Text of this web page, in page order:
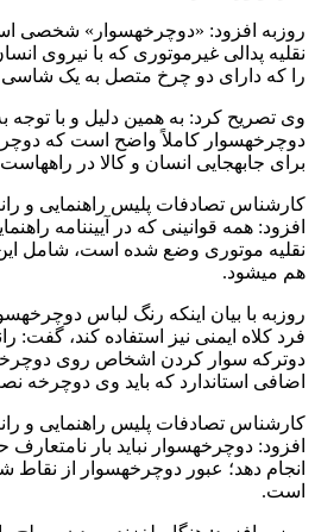
روزبه افزود: «دوچرخه‏‏سوار» شخصی
نقلیه پدالی غیرموتوری که با نیروی
را که دارای دو چرخ متصل به یک شاسی
وی تصریح کرد: به همین دلیل و با توجه
دوچرخه‏‏سوار کاملاً واضح است که
برای جابه‏جایی انسان و کالا در
کارشناس تصادفات پلیس راهنمایی و
افزود: همه قوانینی که در آیین‏نامه
نقلیه موتوری وضع شده است، شامل
هم می‏شود.
روزبه با بیان اینکه رنگ لباس
فرد کلاه ایمنی نیز استفاده کند، گفت:
دوترکه سوار کردن اشخاص روی
اضافی استاندارد که باید وی دوچرخه
کارشناس تصادفات پلیس راهنمایی و
افزود: دوچرخه‏سوار نباید بار
انجام دهد؛ عبور دوچرخه‏سوار از نقاط
است.